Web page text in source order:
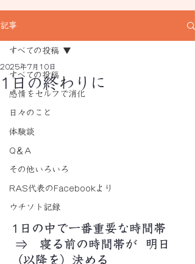
記事
すべての投稿
感情をセルフで消化
日々のこと
体験談
Q＆A
その他いろいろ
RAS代表のFacebookより
ウチソト記録
すべての投稿
1日の終わりに
2025年7月10日
1日の中で一番重要な時間帯
（以降を）決める